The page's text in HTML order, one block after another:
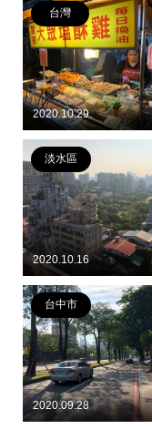
2020.10.29
台灣
2020.10.16
淡水區
2020.09.28
台中市